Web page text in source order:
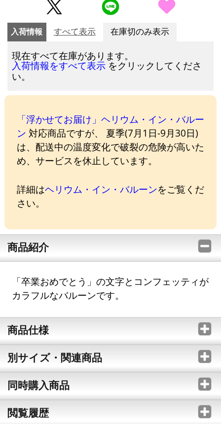
入荷情報 すべて表示 在庫切のみ表示
現在すべて在庫があります。
入荷情報をすべて表示 をクリックしてくださ
い。
「浮かせてお届け」ヘリウム・イン・バルー
ン 対応商品ですが、 夏季(7月1日-9月30日)
は、配送中の温度変化で破裂の危険が高いた
め、サービスを休止しています。
詳細はヘリウム・イン・バルーンをご覧くだ
さい。
商品紹介
「卒業おめでとう」の文字とコンフェッティが
カラフルなバルーンです。
商品仕様
別サイズ・関連商品
同時購入商品
閲覧履歴